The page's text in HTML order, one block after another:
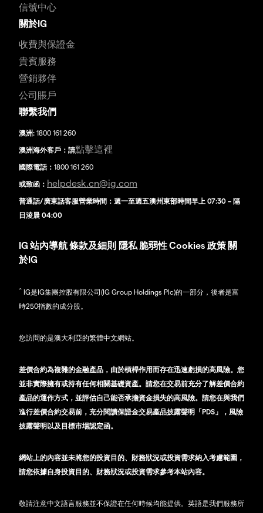
信號中心
關於IG
收費與保證金
貴賓服務
營銷夥伴
公司賬戶
聯繫我們
澳洲: 1800 161 260
澳洲海外客戶：請點擊這裡
國際電話： 1800 161 260
或致函： helpdesk.cn@ig.com
普通話/廣東話客服營業時間：週一至週五澳州東部時間早上 07:30 – 隔
日淩晨 04:00
IG 站內導航條款及細則 隱私 脆弱性Cookies 政策 關
於IG
^ IG是IG集團控股有限公司(IG Group Holdings Plc)的一部分，後者是富
時250指數的成分股。
您訪問的是澳大利亞的繁體中文網站。
差價合約為複雜的金融產品，由於槓桿作用而存在迅速虧損的高風險。您
並非實際擁有或持有任何相關基礎資產。請您在交易前充分了解差價合約
產品的運作方式，並評估自己能否承擔資金損失的高風險。請您在與我們
進行差價合約交易前，充分閱讀保證金交易產品披露聲明「PDS」，風險
披露聲明以及目標市場認定函。
網站上的內容並未將您的投資目的、財務狀況或投資需求納入考慮範圍，
請您依據自身投資目的、財務狀況或投資需求參考本站內容。
敬請注意中文語言服務並不保證在任何時候均能提供。英語是我們服務所